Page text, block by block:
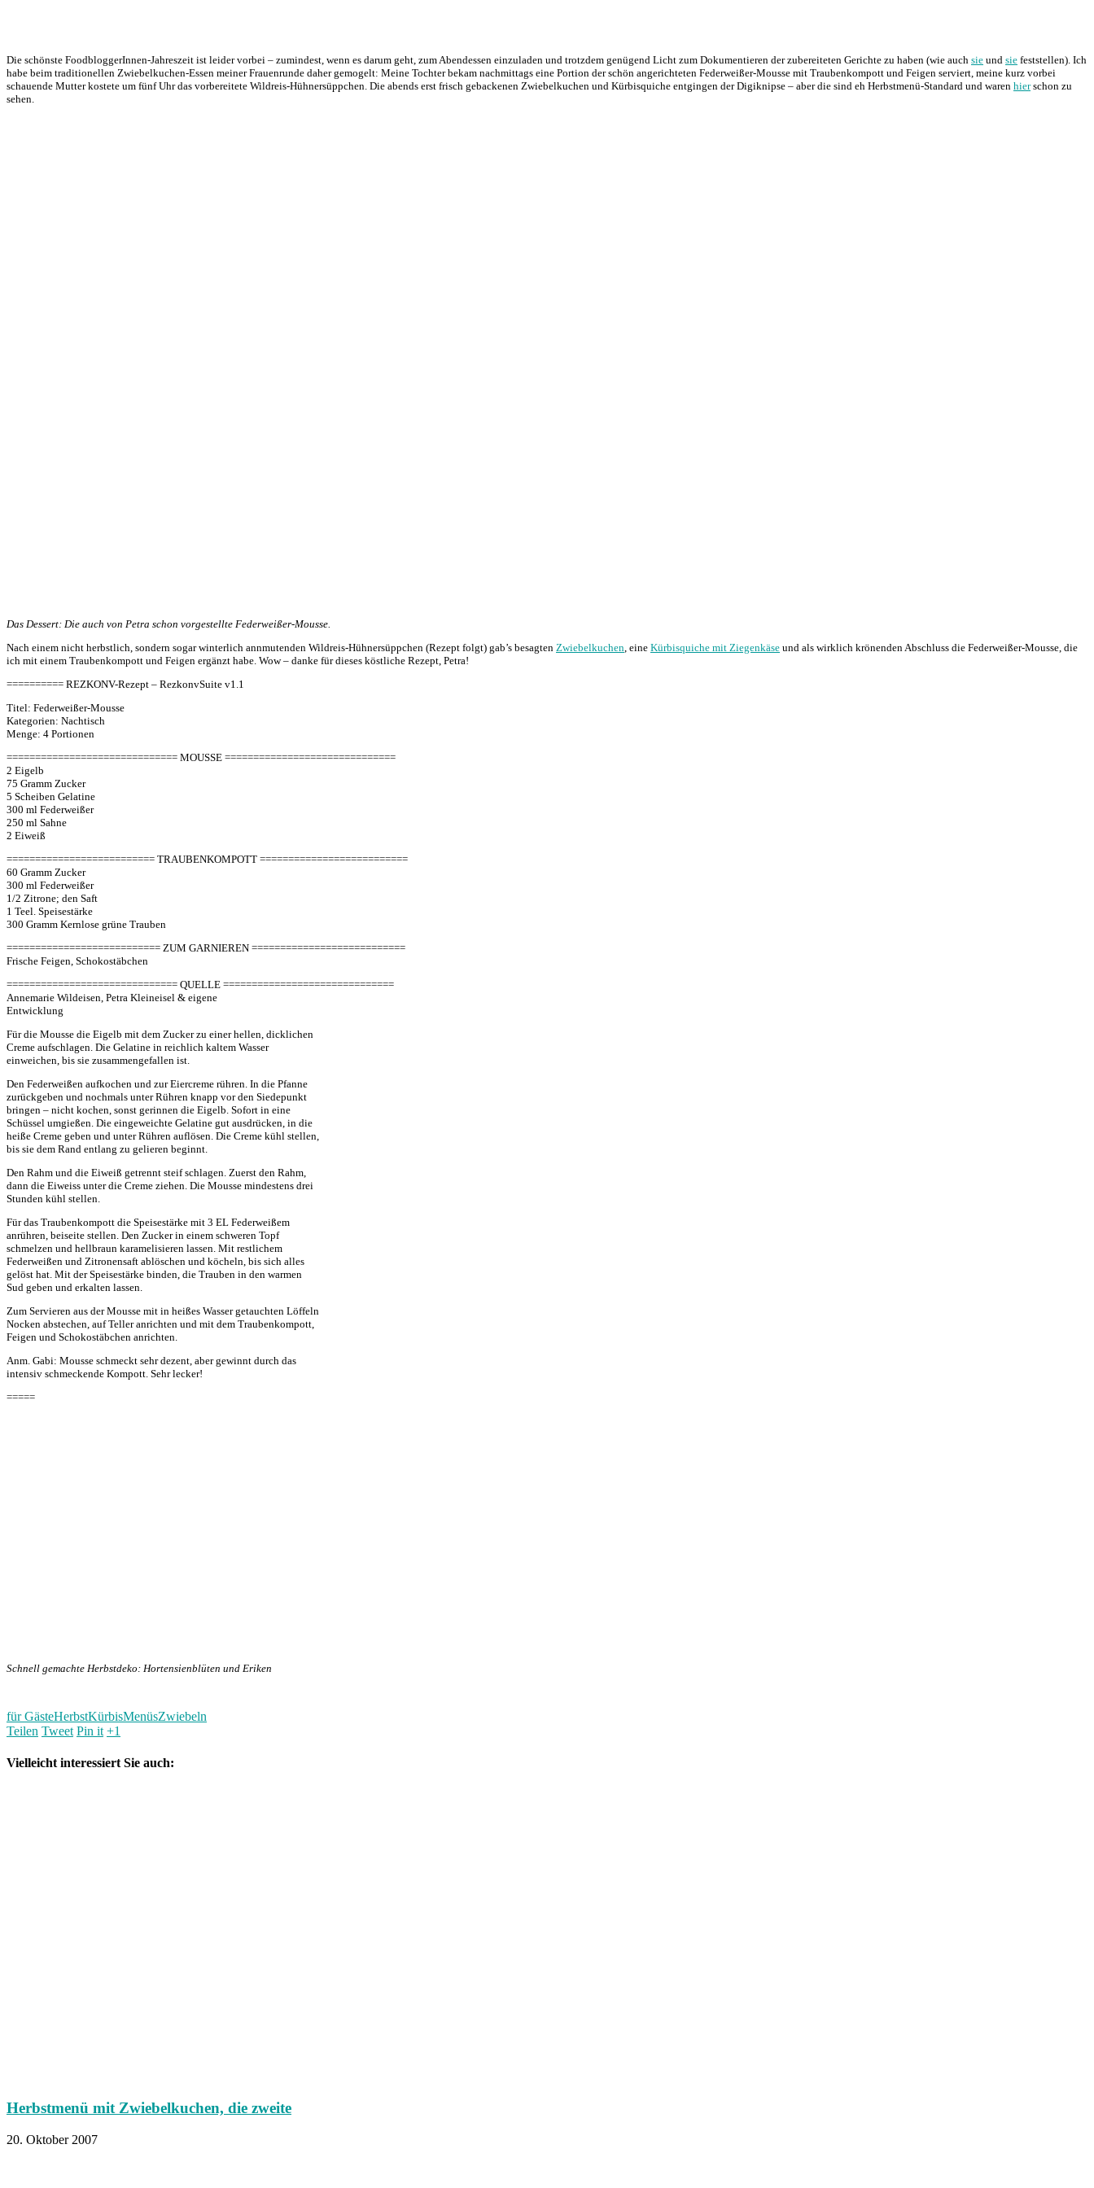
Die schönste FoodbloggerInnen-Jahreszeit ist leider vorbei – zumindest, wenn es darum geht, zum Abendessen einzuladen und trotzdem genügend Licht zum Dokumentieren der zubereiteten Gerichte zu haben (wie auch sie und sie feststellen). Ich
habe beim traditionellen Zwiebelkuchen-Essen meiner Frauenrunde daher gemogelt: Meine Tochter bekam nachmittags eine Portion der schön angerichteten Federweißer-Mousse mit Traubenkompott und Feigen serviert, meine kurz vorbei
schauende Mutter kostete um fünf Uhr das vorbereitete Wildreis-Hühnersüppchen. Die abends erst frisch gebackenen Zwiebelkuchen und Kürbisquiche entgingen der Digiknipse – aber die sind eh Herbstmenü-Standard und waren hierschon zu
sehen.
Das Dessert: Die auch von Petra schon vorgestellte Federweißer-Mousse.
Nach einem nicht herbstlich, sondern sogar winterlich annmutenden Wildreis-Hühnersüppchen (Rezept folgt) gab’s besagten Zwiebelkuchen , eine Kürbisquiche mit Ziegenkäse und als wirklich krönenden Abschluss die Federweißer-Mousse, die
ich mit einem Traubenkompott und Feigen ergänzt habe. Wow – danke für dieses köstliche Rezept, Petra!
========== REZKONV-Rezept – RezkonvSuite v1.1
Titel: Federweißer-Mousse
Kategorien: Nachtisch
Menge: 4 Portionen
============================== MOUSSE ==============================
2 Eigelb
75 Gramm Zucker
5 Scheiben Gelatine
300 ml Federweißer
250 ml Sahne
2 Eiweiß
========================== TRAUBENKOMPOTT ==========================
60 Gramm Zucker
300 ml Federweißer
1/2 Zitrone; den Saft
1 Teel. Speisestärke
300 Gramm Kernlose grüne Trauben
=========================== ZUM GARNIEREN ===========================
Frische Feigen, Schokostäbchen
============================== QUELLE ==============================
Annemarie Wildeisen, Petra Kleineisel & eigene
Entwicklung
Für die Mousse die Eigelb mit dem Zucker zu einer hellen, dicklichen
Creme aufschlagen. Die Gelatine in reichlich kaltem Wasser
einweichen, bis sie zusammengefallen ist.
Den Federweißen aufkochen und zur Eiercreme rühren. In die Pfanne
zurückgeben und nochmals unter Rühren knapp vor den Siedepunkt
bringen – nicht kochen, sonst gerinnen die Eigelb. Sofort in eine
Schüssel umgießen. Die eingeweichte Gelatine gut ausdrücken, in die
heiße Creme geben und unter Rühren auflösen. Die Creme kühl stellen,
bis sie dem Rand entlang zu gelieren beginnt.
Den Rahm und die Eiweiß getrennt steif schlagen. Zuerst den Rahm,
dann die Eiweiss unter die Creme ziehen. Die Mousse mindestens drei
Stunden kühl stellen.
Für das Traubenkompott die Speisestärke mit 3 EL Federweißem
anrühren, beiseite stellen. Den Zucker in einem schweren Topf
schmelzen und hellbraun karamelisieren lassen. Mit restlichem
Federweißen und Zitronensaft ablöschen und köcheln, bis sich alles
gelöst hat. Mit der Speisestärke binden, die Trauben in den warmen
Sud geben und erkalten lassen.
Zum Servieren aus der Mousse mit in heißes Wasser getauchten Löffeln
Nocken abstechen, auf Teller anrichten und mit dem Traubenkompott,
Feigen und Schokostäbchen anrichten.
Anm. Gabi: Mousse schmeckt sehr dezent, aber gewinnt durch das
intensiv schmeckende Kompott. Sehr lecker!
=====
Schnell gemachte Herbstdeko: Hortensienblüten und Eriken
für GästeHerbstKürbisMenüsZwiebeln
Teilen Tweet Pin it +1
Vielleicht interessiert Sie auch:
Herbstmenü mit Zwiebelkuchen, die zweite
20. Oktober 2007